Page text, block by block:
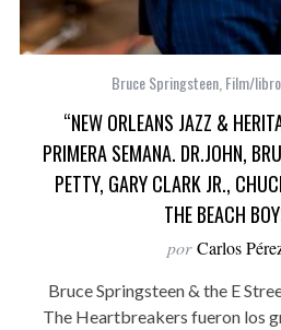
Bruce Springsteen,Film/libro
“NEW ORLEANS JAZZ &
PRIMERA SEMANA. DR.JOHN,
PETTY, GARY CLARK JR.,
THE BEACH
por Carlos
Bruce Springsteen & the E
The Heartbreakers fueron los